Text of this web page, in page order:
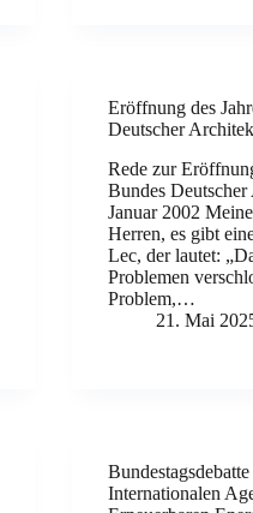
Eröffnung des
Deutscher
Rede zur
Bundes
Januar 2002
Herren, es gibt
Lec, der lautet:
Problemen
Problem,…
21. Mai
Internationalen